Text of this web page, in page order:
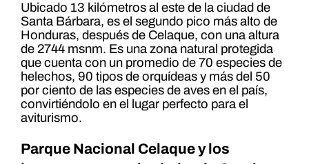
Ubicado 13 kilómetros al este de la ciudad de
Santa Bárbara, es el segundo pico más alto de
Honduras, después de Celaque, con una altura
de 2744 msnm. Es una zona natural protegida
que cuenta con un promedio de 70 especies de
helechos, 90 tipos de orquídeas y más del 50
por ciento de las especies de aves en el país,
convirtiéndolo en el lugar perfecto para el
aviturismo.
Parque Nacional Celaque y los